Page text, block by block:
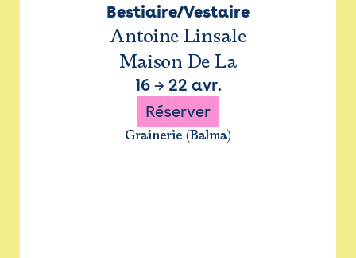
Bestiaire/Vestaire
Antoine Linsale
Maison De La
16→ 22 avr.
Réserver
Grainerie (Balma)